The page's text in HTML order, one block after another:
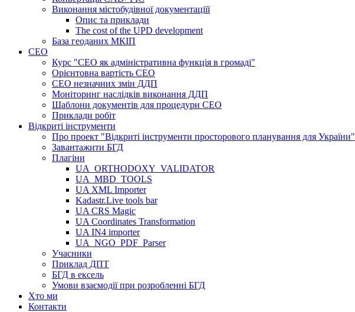
Виконання містобудівної документаціїї
Опис та приклади
The cost of the UPD development
База геоданих МКІП
СЕО
Курс "СЕО як адміністративна функція в громаді"
Орієнтовна вартість СЕО
СЕО незначних змін ДДП
Моніторинг наслідків виконання ДДП
Шаблони документів для процедури СЕО
Приклади робіт
Відкриті інструменти
Про проект "Відкриті інструменти просторового планування для України"
Завантажити БГД
Плагіни
UA_ORTHODOXY_VALIDATOR
UA_MBD_TOOLS
UA XML Importer
Kadastr.Live tools bar
UA CRS Magic
UA Coordinates Transformation
UA IN4 importer
UA_NGO_PDF_Parser
Учасники
Приклад ДПТ
БГД в ексель
Умови взаємодії при розробленні БГД
Хто ми
Контакти